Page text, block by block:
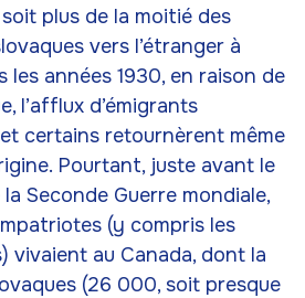
plus de la moitié des
vers l’étranger à
les années 1930, en raison de
l’afflux d’émigrants
certains retournèrent même
Pourtant, juste avant le
Seconde Guerre mondiale,
(y compris les
vivaient au Canada, dont la
(26 000, soit presque